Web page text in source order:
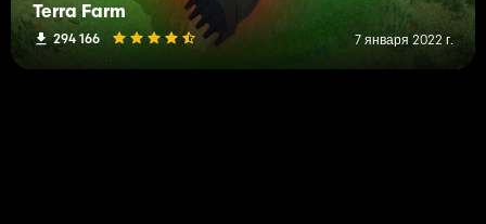
Terra Farm
294 166 7 января 2022 г.